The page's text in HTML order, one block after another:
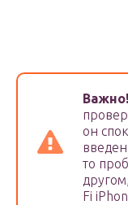
Важно!
он
то
Fi